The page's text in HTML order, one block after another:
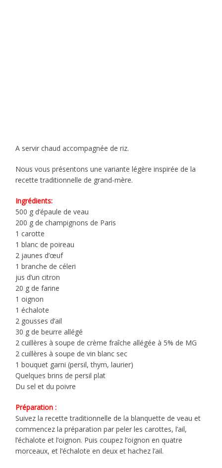
A servir chaud accompagnée de riz.
Nous vous présentons une variante légère inspirée de la
recette traditionnelle de grand-mère.
Ingrédients:
500 g d’épaule de veau
200 g de champignons de Paris
1 carotte
1 blanc de poireau
2 jaunes d’œuf
1 branche de céleri
jus d’un citron
20 g de farine
1 oignon
1 échalote
2 gousses d’ail
30 g de beurre allégé
2 cuillères à soupe de crème fraîche allégée à 5% de MG
2 cuillères à soupe de vin blanc sec
1 bouquet garni (persil, thym, laurier)
Quelques brins de persil plat
Du sel et du poivre
Préparation :
Suivez la recette traditionnelle de la blanquette de veau et
commencez la préparation par peler les carottes, l’ail,
l’échalote et l’oignon. Puis coupez l’oignon en quatre
morceaux, et l’échalote en deux et hachez l’ail.